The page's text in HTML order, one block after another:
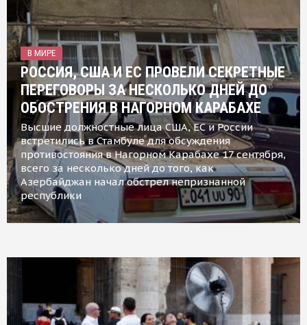
В МИРЕ
РОССИЯ, США И ЕС ПРОВЕЛИ СЕКРЕТНЫЕ
ПЕРЕГОВОРЫ ЗА НЕСКОЛЬКО ДНЕЙ ДО
ОБОСТРЕНИЯ В НАГОРНОМ КАРАБАХЕ
Высшие должностные лица США, ЕС и России
встретились в Стамбуле для обсуждения
противостояния в Нагорном Карабахе 17 сентября,
всего за несколько дней до того, как
Азербайджан начал обстрел непризнанной
республики